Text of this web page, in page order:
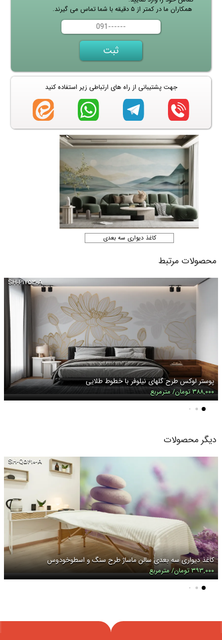
همکاران ما در کمتر از ۵ دقیقه با شما تماس می گیرند.
جهت پشتیبانی از راه های ارتباطی زیر استفاده کنید
کاغذ دیواری سه بعدی
محصولات مرتبط
SH-P۱۷۵۳-A
پوستر لوکس طرح گلهای نیلوفر با خطوط طلایی
۳۸۸,۰۰۰ تومان/ مترمربع
دیگر محصولات
SH-Q۵۴۱۰-A
کاغذ دیواری سه بعدی سالن ماساژ طرح سنگ و اسطوخودوس
۳۹۳,۰۰۰ تومان/ مترمربع